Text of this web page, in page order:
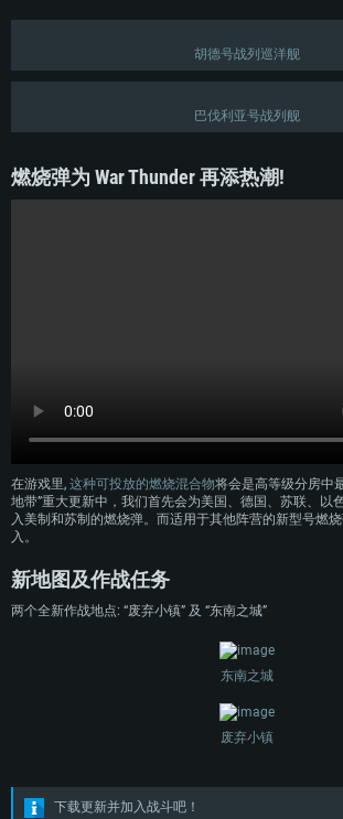
网络：宽带网络连接
硬盘空间：23.1 GB (极简客户端)
操作系统：Windows 10 / 11 (64位)
内存大小: 16 GB 或更高
网络：宽带网络连接
硬盘空间: 22.1 GB (极简客户端)
操作系统：Mac OS Big Sur 11.0 或更新版本
内存大小：8 GB
硬盘空间: 22.1 GB (极简客户端)
处理器：Intel Core i7
内存大小: 16 GB
胡德号战列巡洋舰
巴伐利亚号战列舰
燃烧弹为 War Thunder 再添热潮!
在游戏里, 这种可投放的燃烧混合物将会是高等级分房中
地带”重大更新中，我们首先会为美国、德国、苏联、以
入美制和苏制的燃烧弹。而适用于其他阵营的新型号燃烧
入。
新地图及作战任务
两个全新作战地点: “废弃小镇” 及 “东南之城”
东南之城
废弃小镇
下载更新并加入战斗吧！